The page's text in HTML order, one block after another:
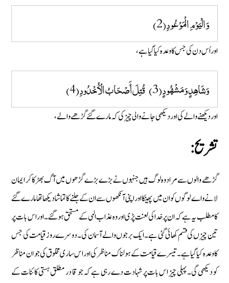
وَالْيَوْمِ الْمَوْعُودِ (2)
اور اُس دن کی جس کا وعدہ کیا گیا ہے،
وَشَاهِدٍ وَمَشْهُودٍ (3) قُتِلَ أَصْحَابُ الْأُخْدُودِ (4)
اور دیکھنے والے کی اور دیکھی جانے والی چیز کی کہ مارے گئے گڑھے والے،
تشريح:
گڑھے والوں سے مراد وہ لوگ ہیں جنہوں نے بڑے بڑے گڑھوں میں آگ بھڑکا کر ایمان
لانے واے لوگوں کو ان میں پھینکا اور اپنی آنکھوں سے ان کے جلنے کا تماشا دیکھا تھا مارے گئے
کا مطلب یہ ہے کہ ان پر خدا کی لعنت پڑی اور وہ عذاب الہی کے مستحق ہو گئے۔ اور اس بات پر
تین چیزں کی قسم کھائی گئی ہے۔ ایک برجوں والے آسمان کی۔ دوسرے روز قیامت کی جس
کا وعدہ کیا گیا ہے۔ تیسرے قیامت کے ہولناک مناظر کی اور اس ساری مخلوق کی جو ان مناظر
کو دیکھی گی۔ پہلی چیز اس بات پر شہادت دے رہی ہے کہ جو قا در مطلق ہستی کائنات کے